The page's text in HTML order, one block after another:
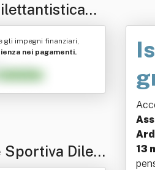
impegni finanziari,
nei pagamenti.
Sportiva Dilett
13